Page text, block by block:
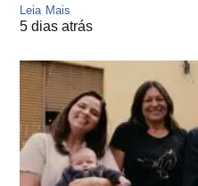
Leia Mais
5 dias atrás